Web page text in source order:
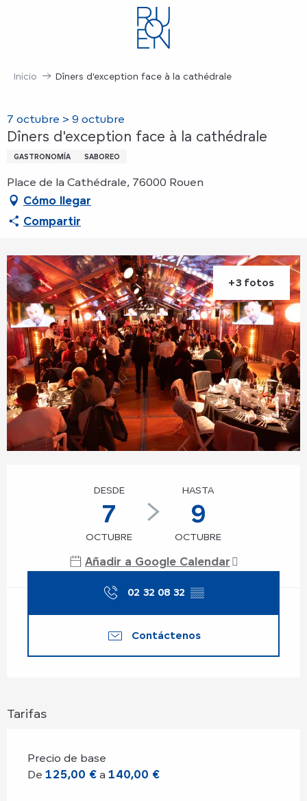
Inicio Dîners d'exception face à la cathédrale
7 octubre > 9 octubre
Dîners d'exception face à la cathédrale
GASTRONOMÍA SABOREO
Place de la Cathédrale, 76000 Rouen
Cómo llegar
Compartir
+3 fotos
DESDE
7
OCTUBRE
HASTA
9
OCTUBRE
Añadir a Google Calendar
02 32 08 32 ▒▒
Contáctenos
Tarifas
Precio de base
De 125,00 € a 140,00 €